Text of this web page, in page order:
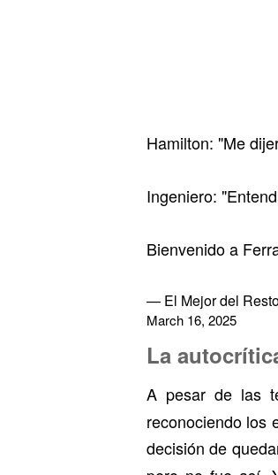
Hamilton: "Me
Ingeniero:
Bienvenido a
— El Mejor del
March 16, 2025
La
A pesar de las
reconociendo los
decisión de